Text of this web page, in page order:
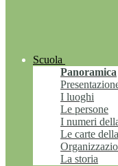
Scuola
Panoramica
I luoghi
Le persone
I numeri
Le carte
La storia